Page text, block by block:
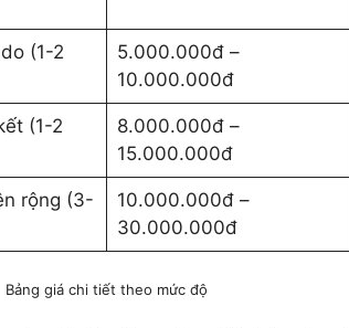
(1-2
5.000.000đ –
10.000.000đ
(1-2
8.000.000đ –
15.000.000đ
rộng (3-
10.000.000đ –
30.000.000đ
Bảng giá chi tiết theo mức độ